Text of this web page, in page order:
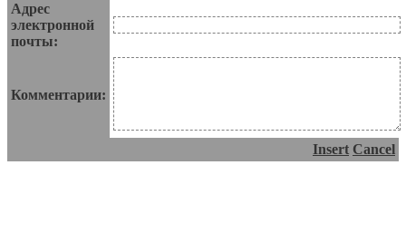
Адрес
электронной
почты:
Комментарии:
Insert Cancel